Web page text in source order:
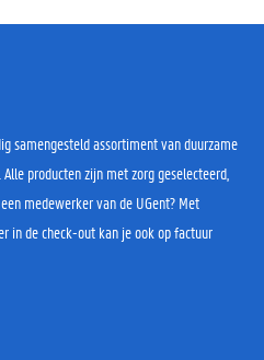
samengesteld assortiment van duurzame
producten zijn met zorg geselecteerd,
medewerker van de UGent? Met
in de check-out kan je ook op factuur